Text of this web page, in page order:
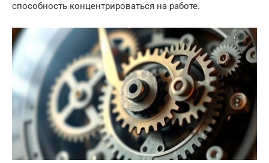
способность концентрироваться на работе.